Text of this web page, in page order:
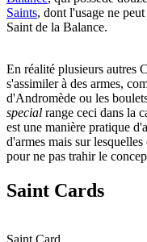
Saints, dont l'usage ne
Saint de la Balance.
En réalité plusieurs autres
s'assimiler à des armes,
d'Andromède ou les
special range ceci dans la
est une manière pratique
d'armes mais sur
pour ne pas trahir le
Saint Cards
Saint Card.